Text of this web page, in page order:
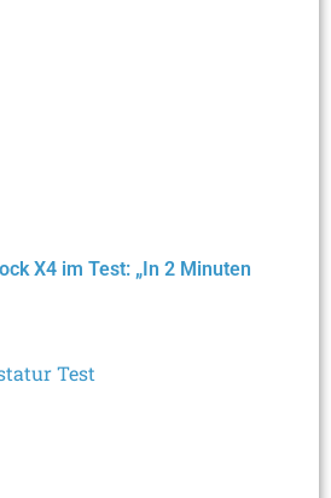
X4 im Test: „In 2 Minuten